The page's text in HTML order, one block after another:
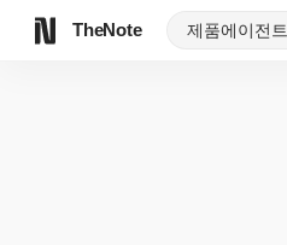
TheNote 제품에이전트